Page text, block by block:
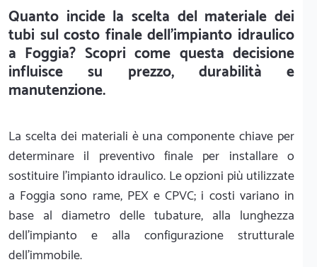
Quanto incide la scelta del materiale dei
tubi sul costo finale dell'impianto idraulico
a Foggia? Scopri come questa decisione
influisce su prezzo, durabilità e
manutenzione.
La scelta dei materiali è una componente chiave per
determinare il preventivo finale per installare o
sostituire l'impianto idraulico. Le opzioni più utilizzate
a Foggia sono rame, PEX e CPVC; i costi variano in
base al diametro delle tubature, alla lunghezza
dell'impianto e alla configurazione strutturale
dell'immobile.